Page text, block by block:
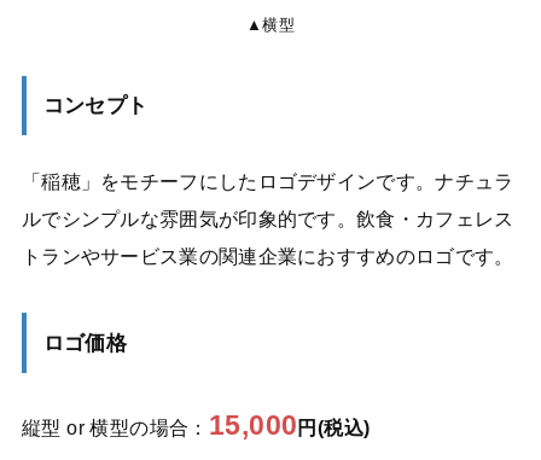
▲横型
コンセプト
「稲穂」をモチーフにしたロゴデザインです。ナチュラ
ルでシンプルな雰囲気が印象的です。飲食・カフェレス
トランやサービス業の関連企業におすすめのロゴです。
ロゴ価格
縦型 or 横型の場合： 15,000 円(税込)